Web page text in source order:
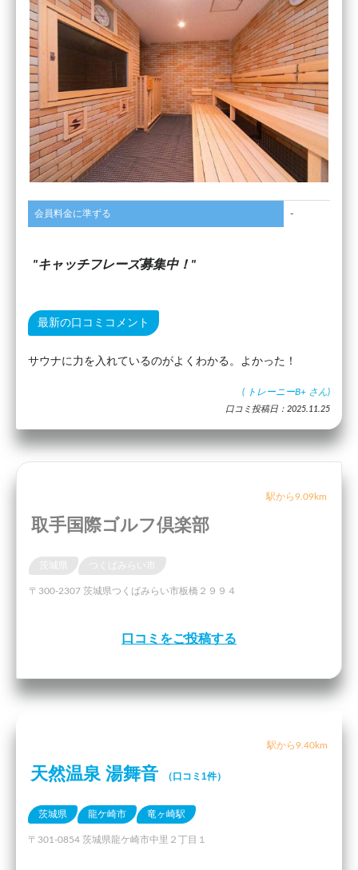
会員料金に準ずる -
キャッチフレーズ募集中！
最新の口コミコメント
サウナに力を入れているのがよくわかる。よかった！
( トレーニーB+ さん)
口コミ投稿日：2025.11.25
駅から9.09km
取手国際ゴルフ倶楽部
つくばみらい市
〒300-2307 茨城県つくばみらい市板橋２９９４
口コミをご投稿する
駅から9.40km
天然温泉 湯舞音 （口コミ1件）
茨城県 龍ケ崎市 竜ヶ崎駅
〒301-0854 茨城県龍ケ崎市中里２丁目１